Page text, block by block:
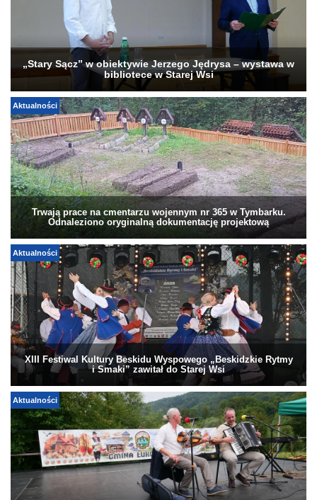
„Stary Sącz” w obiektywie Jerzego Jędrysa – wystawa w
bibliotece w Starej Wsi
Aktualności
Trwają prace na cmentarzu wojennym nr 365 w Tymbarku.
Odnaleziono oryginalną dokumentację projektową
Aktualności
XIII Festiwal Kultury Beskidu Wyspowego „Beskidzkie Rytmy
i Smaki” zawitał do Starej Wsi
Aktualności